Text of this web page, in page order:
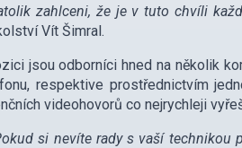
zahlceni, že je v tuto chvíli
Vít Šimral.
jsou odborníci hned na několik
respektive prostřednictvím
videohovorů co nejrychleji
si nevíte rady s vaší technikou